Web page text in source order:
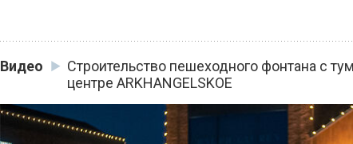
Видео
Строительство пешеходного фонтана с
центре ARKHANGELSKOE